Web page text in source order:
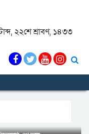
২২শে শ্রাবণ, ১৪৩৩